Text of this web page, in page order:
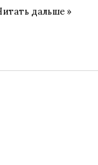
дальше »